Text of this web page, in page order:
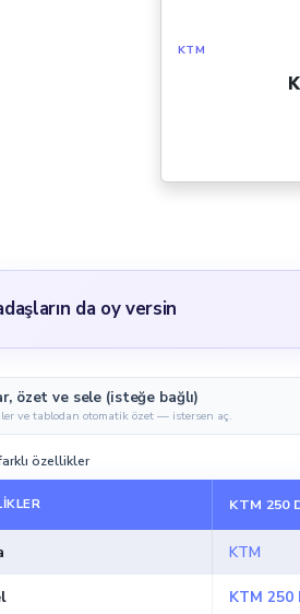
KTM
da oy versin
özet ve sele (isteğe bağlı)
ve tablodan otomatik özet — istersen aç.
özellikler
KTM 250
KTM
KTM 250